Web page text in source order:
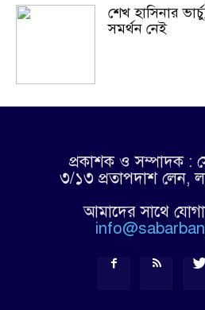
শেখ হাসিনার
সমর্থন নেই
প্রকাশক ও সম্পাদক :
৩/১৩ প্রতাপদাশ লেন,
আমাদের সাথে